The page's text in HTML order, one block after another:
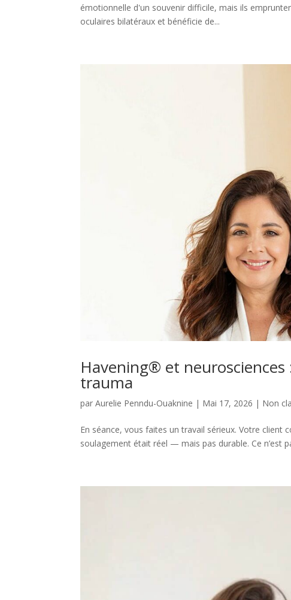
émotionnelle d'un souvenir difficile, mais ils
oculaires bilatéraux et bénéficie de...
Havening® et
trauma
parAurelie Penndu-Ouaknine | Mai 17, 2026 | Non
En séance, vous faites un travail sérieux. Votre client
soulagement était réel — mais pas durable. Ce n’est